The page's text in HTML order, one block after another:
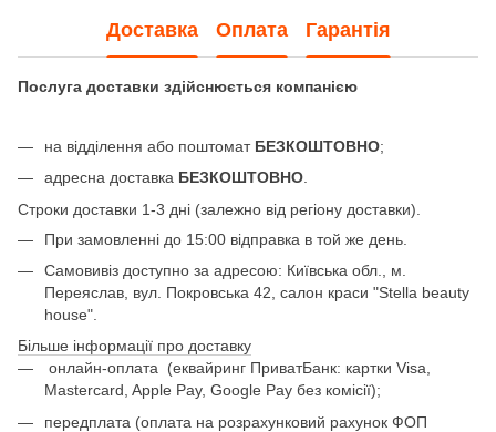
Доставка Оплата Гарантія
Послуга доставки здійснюється компанією
на відділення або поштомат БЕЗКОШТОВНО;
адресна доставка БЕЗКОШТОВНО
Строки доставки 1-3 дні (залежно від регіону доставки).
При замовленні до 15:00 відправка в той же день.
Самовивіз доступно за адресою: Київська обл., м.
Переяслав, вул. Покровська 42, салон краси "Stella beauty
house".
Більше інформації про доставку
онлайн-оплата (еквайринг ПриватБанк: картки Visa,
Mastercard, Apple Pay, Google Pay без комісії);
передплата (оплата на розрахунковий рахунок ФОП